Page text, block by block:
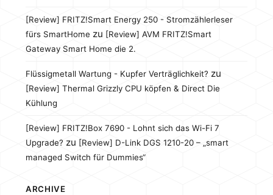
[Review] FRITZ!Smart Energy 250 - Stromzählerleser
fürs SmartHome zu [Review] AVM FRITZ!Smart
Gateway Smart Home die 2.
Flüssigmetall Wartung - Kupfer Verträglichkeit? zu
[Review] Thermal Grizzly CPU köpfen & Direct Die
Kühlung
[Review] FRITZ!Box 7690 - Lohnt sich das Wi-Fi 7
Upgrade? zu [Review] D-Link DGS 1210-20 – „smart
managed Switch für Dummies“
ARCHIVE